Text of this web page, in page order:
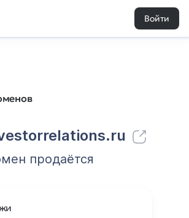
Войти
837 1
продаётся